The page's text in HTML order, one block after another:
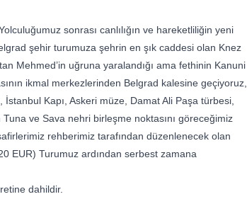
sonrası canlılığın ve hareketliliğin yeni
şehir turumuza şehrin en şık caddesi olan Knez
Mehmed’in uğruna yaralandığı ama fethinin Kanuni
ikmal merkezlerinden Belgrad kalesine geçiyoruz,
İstanbul Kapı, Askeri müze, Damat Ali Paşa türbesi,
ve Sava nehri birleşme noktasını göreceğimiz
rehberimiz tarafından düzenlenecek olan
EUR) Turumuz ardından serbest zamana
dahildir.